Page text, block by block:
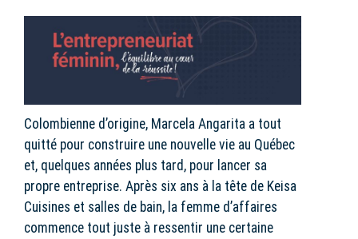
Colombienne d’origine, Marcela Angarita a tout
quitté pour construire une nouvelle vie au Québec
et, quelques années plus tard, pour lancer sa
propre entreprise. Après six ans à la tête de Keisa
Cuisines et salles de bain, la femme d’affaires
commence tout juste à ressentir une certaine